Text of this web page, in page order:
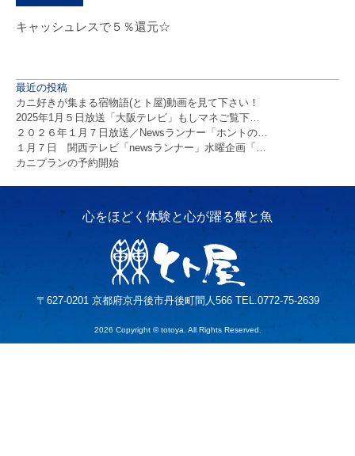
キャッシュレスで５％還元☆
最近の投稿
カニ好きが集まる宿物語(とト屋)動画を見て下さい！
2025年1月５日放送「大阪テレビ」もしマネご覧下…
２０２６年１月７日放送／Newsランナー「ホントの…
１月７日 関西テレビ「newsランナー」水曜企画「…
カニプランの予約開始
〒627-0201 京都府京丹後市丹後町間人566 TEL.0772-75-2639
2026 Copyright © totoya. All Rights Reserved.